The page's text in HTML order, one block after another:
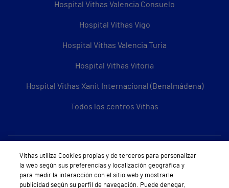
Hospital Vithas Valencia Consuelo
Hospital Vithas Vigo
Hospital Vithas Valencia Turia
Hospital Vithas Vitoria
Hospital Vithas Xanit Internacional (Benalmádena)
Todos los centros Vithas
Sobre Vithas
Quiénes somos
Vithas utiliza Cookies propias y de terceros para personalizar
la web según sus preferencias y localización geográfica y
para medir la interacción con el sitio web y mostrarle
publicidad según su perfil de navegación. Puede denegar,